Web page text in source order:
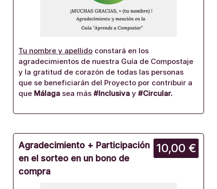
Tu nombre y apellido constará en los
agradecimientos de nuestra Guía de Compostaje
y la gratitud de corazón de todas las personas
que se beneficiarán del Proyecto por contribuir a
que Málaga sea más #Inclusiva y #Circular.
10,00 €
Agradecimiento + Participación
en el sorteo en un bono de
compra